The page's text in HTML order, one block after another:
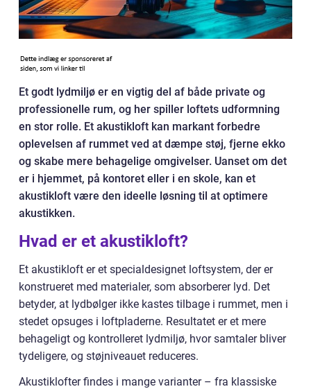
Et godt lydmiljø er en vigtig del af både private og
professionelle rum, og her spiller loftets udformning
en stor rolle. Et akustikloft kan markant forbedre
oplevelsen af rummet ved at dæmpe støj, fjerne ekko
og skabe mere behagelige omgivelser. Uanset om det
er i hjemmet, på kontoret eller i en skole, kan et
akustikloft være den ideelle løsning til at optimere
akustikken.
Hvad er et akustikloft?
Et akustikloft er et specialdesignet loftsystem, der er
konstrueret med materialer, som absorberer lyd. Det
betyder, at lydbølger ikke kastes tilbage i rummet, men i
stedet opsuges i loftpladerne. Resultatet er et mere
behageligt og kontrolleret lydmiljø, hvor samtaler bliver
tydeligere, og støjniveauet reduceres.
Akustiklofter findes i mange varianter – fra klassiske